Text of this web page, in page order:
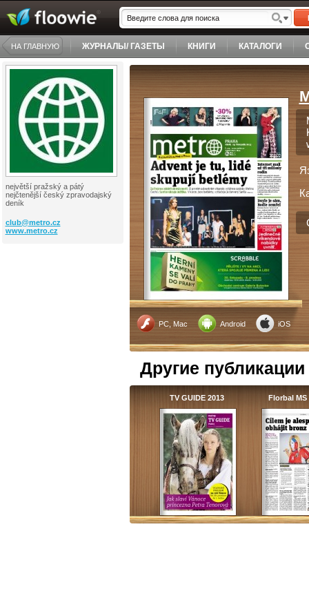
НА ГЛАВНУЮ ЖУРНАЛЫ/ ГАЗЕТЫ КНИГИ КАТАЛОГИ
největší pražský a pátý
nejčtenější český zpravodajský
deník
club@metro.cz
www.metro.cz
PC, Mac Android iOS
Другие публикации
TV GUIDE 2013 Florbal